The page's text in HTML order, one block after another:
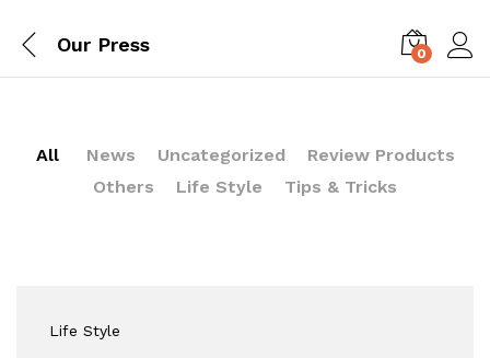
Our Press 0
All News Uncategorized
Review Products
Others
Life Style Tips & Tricks
Life Style